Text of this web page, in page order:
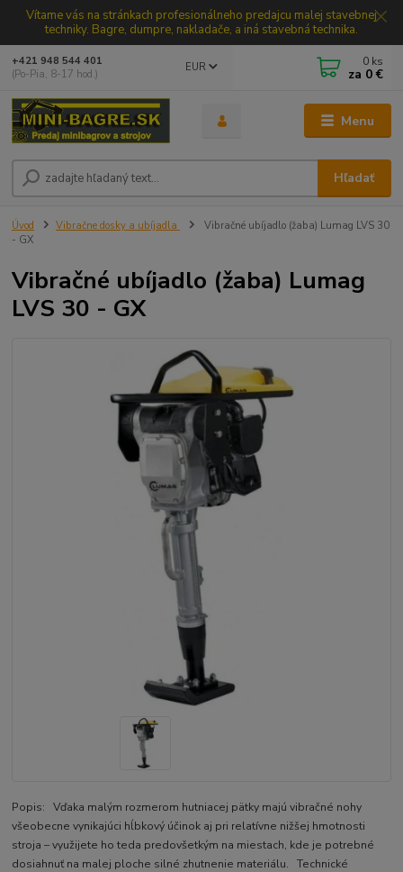
Vítame vás na stránkach profesionálneho predajcu malej stavebnej
techniky. Bagre, dumpre, nakladače, a iná stavebná technika.
Menu
EUR
Hľadať
+421 948 544 401
(Po-Pia, 8-17 hod.)
0 ks
za 0 €
Úvod Vibračne dosky a ubíjadla
Vibračné ubíjadlo (žaba) Lumag LVS 30
- GX
Vibračné ubíjadlo (žaba) Lumag
LVS 30 - GX
Popis: Vďaka malým rozmerom hutniacej pätky majú vibračné nohy
všeobecne vynikajúci hĺbkový účinok aj pri relatívne nižšej hmotnosti
stroja – využijete ho teda predovšetkým na miestach, kde je potrebné
dosiahnuť na malej ploche silné zhutnenie materiálu. Technické